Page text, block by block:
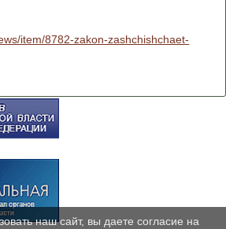
item/8782-zakon-zashchishchaet-
наш сайт, вы даете согласие на